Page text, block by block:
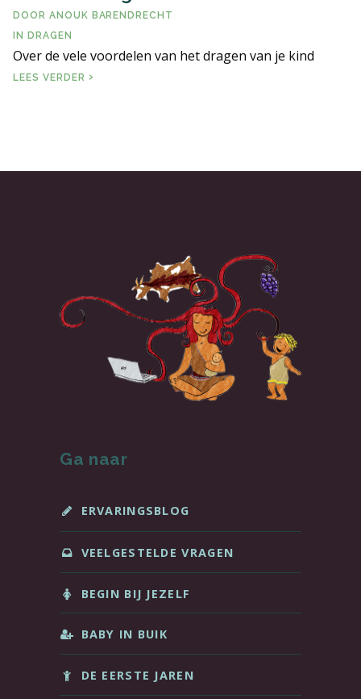
ERVARINGSBLOG
VEELGESTELDE VRAGEN
DOOR ANOUK BARENDRECHT
IN DRAGEN
Over de vele voordelen van het dragen van je kind
LEES VERDER WAAROM DRAGEN?
Ga naar
ERVARINGSBLOG
VEELGESTELDE VRAGEN
BEGIN BIJ JEZELF
BABY IN BUIK
DE EERSTE JAREN